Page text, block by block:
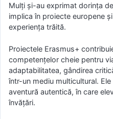
Mulți și-au exprimat dorința
implica în proiecte europene
experiența trăită.
Proiectele Erasmus+
competențelor cheie pentru
adaptabilitatea, gândirea
într-un mediu multicultural.
aventură autentică, în care
învățări.